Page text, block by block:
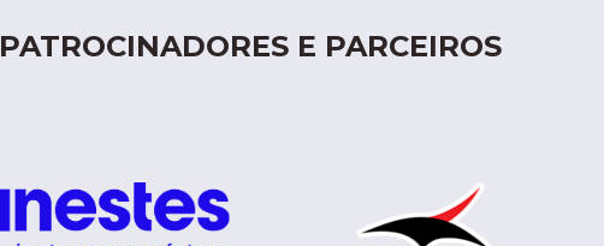
PATROCINADORES E PARCEIROS